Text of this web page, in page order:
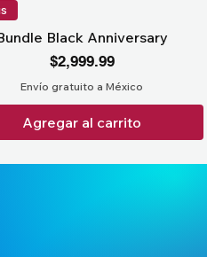
Black Anniversary
Precio
$2,999.99
Envío gratuito a México
Agregar al carrito